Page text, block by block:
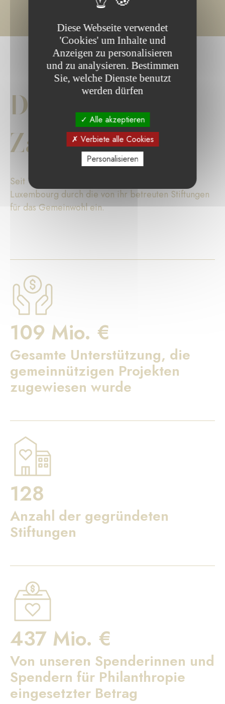
Die wichtigsten
Zahlen
Seit 17 Jahren setzt sich die Fondation de
Luxembourg durch die von ihr betreuten Stiftungen
für das Gemeinwohl ein.
109 Mio. €
Gesamte Unterstützung, die
gemeinnützigen Projekten
zugewiesen wurde
128
Anzahl der gegründeten
Stiftungen
437 Mio. €
Von unseren Spenderinnen und
Spendern für Philanthropie
eingesetzter Betrag
Diese Webseite verwendet
'Cookies' um Inhalte und
Anzeigen zu personalisieren
und zu analysieren. Bestimmen
Sie, welche Dienste benutzt
werden dürfen
Alle akzeptieren
Verbiete alle Cookies
Personalisieren